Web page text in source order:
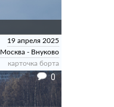
19 апреля 2025
Москва - Внуково
карточка борта
0